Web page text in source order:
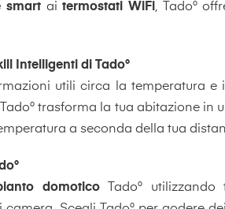
smart aitermostati WiFi, Tado°
Intelligenti di Tado°
utili circa la temperatura
trasforma la tua abitazione in
a seconda della tua
domoticoTado° utilizzando